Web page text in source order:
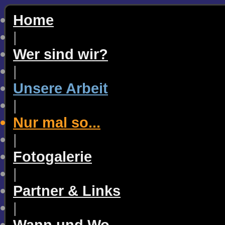
Home
|
Wer sind wir?
|
Unsere Arbeit
|
Nur mal so...
|
Fotogalerie
|
Partner & Links
|